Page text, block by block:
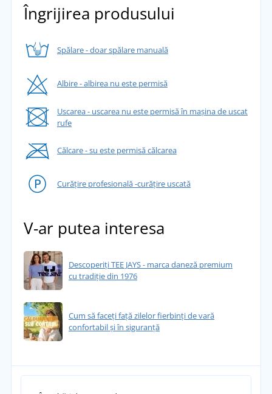
Îngrijirea produsului
Spălare - doar spălare manuală
Albire - albirea nu este permisă
Uscarea - uscarea nu este permisă în mașina de uscat
rufe
Călcare - su este permisă călcarea
Curățire profesională -curățire uscată
V-ar putea interesa
Descoperiți TEE JAYS - marca daneză premium
cu tradiție din 1976
Cum să faceți față zilelor fierbinți de vară
confortabil și în siguranță